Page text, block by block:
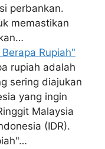
perbankan.
memastikan
Rupiah"
rupiah adalah
sering diajukan
yang ingin
Malaysia
(IDR).